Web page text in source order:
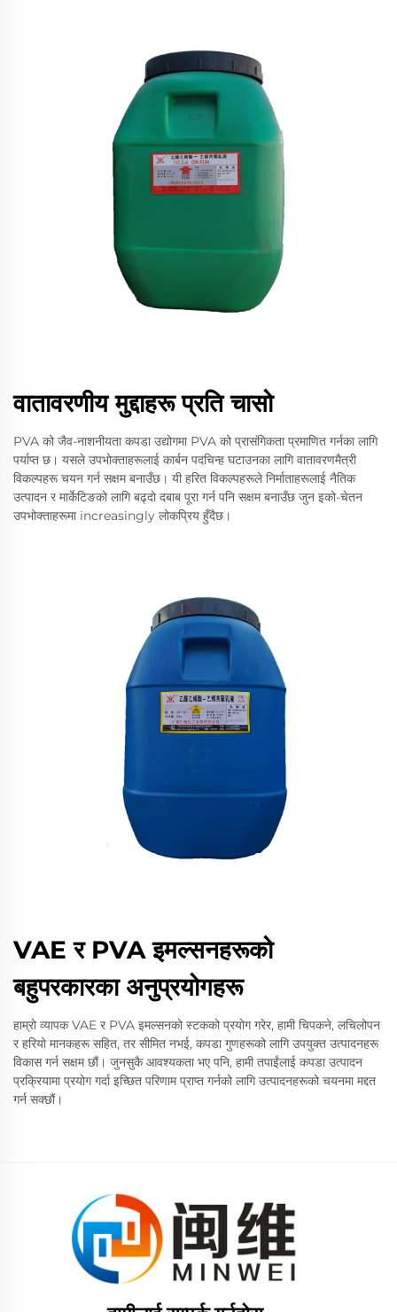
वातावरणीय मुद्दाहरू प्रति चासो
PVA को जैव-नाशनीयता कपडा उद्योगमा PVA को प्रासंगिकता प्रमाणित गर्नका लागि
पर्याप्त छ। यसले उपभोक्ताहरूलाई कार्बन पदचिन्ह घटाउनका लागि वातावरणमैत्री
विकल्पहरू चयन गर्न सक्षम बनाउँछ। यी हरित विकल्पहरूले निर्माताहरूलाई नैतिक
उत्पादन र मार्केटिङको लागि बढ्दो दबाब पूरा गर्न पनि सक्षम बनाउँछ जुन इको-चेतन
उपभोक्ताहरूमा increasingly लोकप्रिय हुँदैछ।
VAE र PVA इमल्सनहरूको
बहुपरकारका अनुप्रयोगहरू
हाम्रो व्यापक VAE र PVA इमल्सनको स्टकको प्रयोग गरेर, हामी चिपकने, लचिलोपन
र हरियो मानकहरू सहित, तर सीमित नभई, कपडा गुणहरूको लागि उपयुक्त उत्पादनहरू
विकास गर्न सक्षम छौं। जुनसुकै आवश्यकता भए पनि, हामी तपाईंलाई कपडा उत्पादन
प्रक्रियामा प्रयोग गर्दा इच्छित परिणाम प्राप्त गर्नको लागि उत्पादनहरूको चयनमा मद्दत
गर्न सक्छौं।